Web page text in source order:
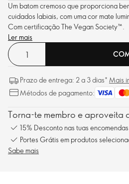
Um batom cremoso que proporciona
cuidados labiais, com uma cor mate
Com certificação The Vegan Society™.
Ler mais
Prazo de entrega: 2 a 3 dias* Mais
Métodos de pagamento:
Torna-te membro e aproveita
15% Desconto nas tuas encomendas
Portes Grátis em produtos
Sabe mais